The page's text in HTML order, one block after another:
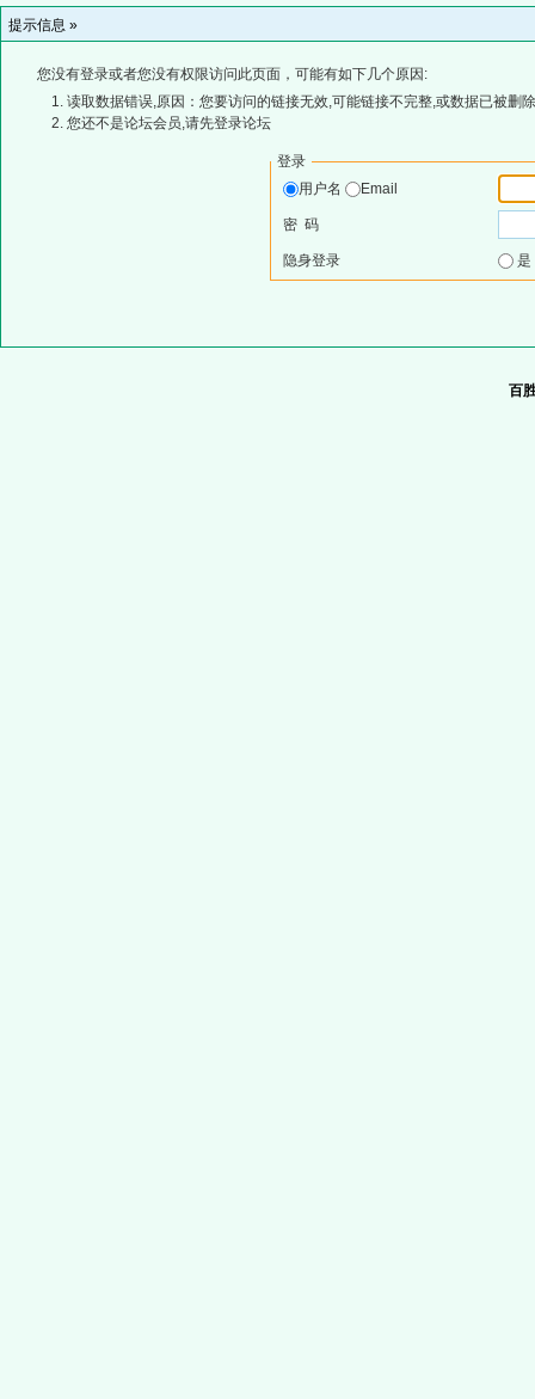
提示信息 »
您没有登录或者您没有权限访问此页面，可能有如下几个原因:
读取数据错误,原因：您要访问的链接无效,可能链接不完整,或数据已被删
您还不是论坛会员,请先登录论坛
登录
用户名
Email
密 码
隐身登录
百